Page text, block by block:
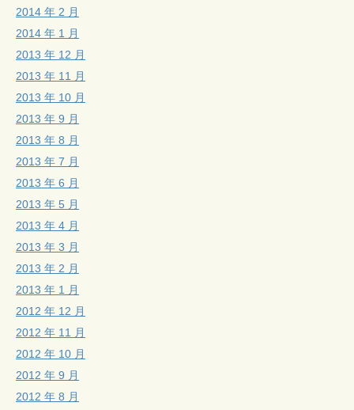
2014 年 2 月
2014 年 1 月
2013 年 12 月
2013 年 11 月
2013 年 10 月
2013 年 9 月
2013 年 8 月
2013 年 7 月
2013 年 6 月
2013 年 5 月
2013 年 4 月
2013 年 3 月
2013 年 2 月
2013 年 1 月
2012 年 12 月
2012 年 11 月
2012 年 10 月
2012 年 9 月
2012 年 8 月